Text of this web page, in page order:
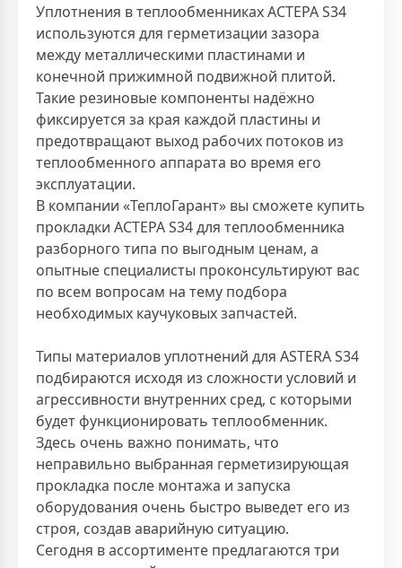
Уплотнения в теплообменниках АСТЕРА S34
используются для герметизации зазора
между металлическими пластинами и
конечной прижимной подвижной плитой.
Такие резиновые компоненты надёжно
фиксируется за края каждой пластины и
предотвращают выход рабочих потоков из
теплообменного аппарата во время его
эксплуатации.
В компании «ТеплоГарант» вы сможете купить
прокладки АСТЕРА S34 для теплообменника
разборного типа по выгодным ценам, а
опытные специалисты проконсультируют вас
по всем вопросам на тему подбора
необходимых каучуковых запчастей.
Типы материалов уплотнений для ASTERA S34
подбираются исходя из сложности условий и
агрессивности внутренних сред, с которыми
будет функционировать теплообменник.
Здесь очень важно понимать, что
неправильно выбранная герметизирующая
прокладка после монтажа и запуска
оборудования очень быстро выведет его из
строя, создав аварийную ситуацию.
Сегодня в ассортименте предлагаются три